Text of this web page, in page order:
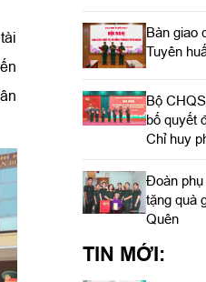
Bàn giao
Tuyên
Bộ
bố quyết
Chỉ huy
Đoàn phụ
tặng quà
Quên
TIN MỚI: